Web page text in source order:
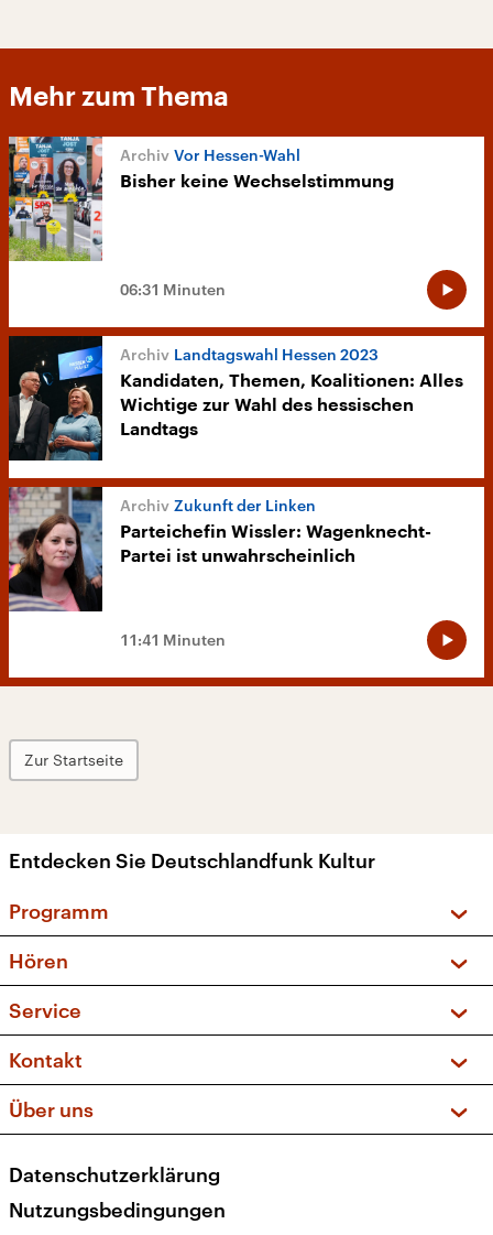
Mehr zum Thema
Vor Hessen-Wahl
Bisher keine Wechselstimmung
06:31 Minuten
Landtagswahl Hessen 2023
Kandidaten, Themen, Koalitionen: Alles
Wichtige zur Wahl des hessischen
Landtags
Zukunft der Linken
Parteichefin Wissler: Wagenknecht-
Partei ist unwahrscheinlich
11:41 Minuten
Zur Startseite
Entdecken Sie Deutschlandfunk Kultur
Programm
Sendungen und Podcasts
Musikliste
Kakadu – Das Kinderprogramm
Hören
Frequenzen (UKW + DAB+)
Service
FAQ
Apps
Newsletter
Veranstaltungen
Kontakt
Social Media
Über uns
Presse
Karriere
Datenschutzerklärung
Nutzungsbedingungen